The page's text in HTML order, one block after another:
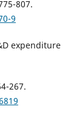
807.
9
expenditure
267.